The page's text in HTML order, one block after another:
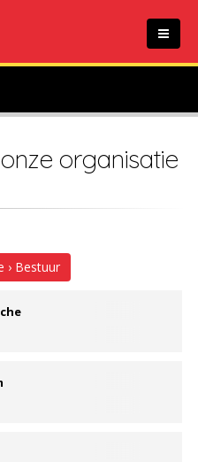
organisatie
› Bestuur